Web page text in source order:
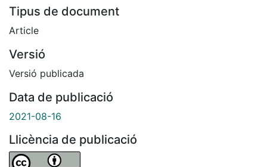
Tipus de document
Article
Versió
Versió publicada
Data de publicació
2021-08-16
Llicència de publicació